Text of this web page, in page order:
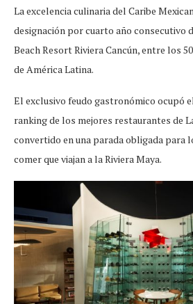
La excelencia culinaria del Caribe
designación por cuarto año consecutivo
Beach Resort Riviera Cancún, entre los
de América Latina.
El exclusivo feudo gastronómico ocupó
ranking de los mejores restaurantes de
convertido en una parada obligada para
comer que viajan a la Riviera Maya.